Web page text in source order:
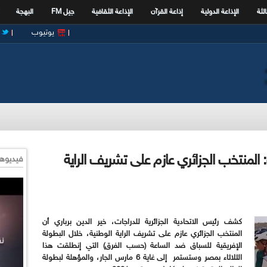
الإذاعة الدولية إذاعة القرآن الإذاعة الثقافية جيل FM البهجة
يوتيوب
المنتخب الجزائري عازم على تشريف الراية
كشف رئيس الاتحادية الجزائرية للدراجات، خير الدين برباري أن
المنتخب الجزائري عازم على تشريف الراية الوطنية، خلال البطولة
الإفريقية للسباق ضد الساعة (حسب الفرق) التي إنطلقت هذا
الثلاثاء بمصر وستستمر إلى غاية 6 مارس الجار، والمؤهلة لبطولة